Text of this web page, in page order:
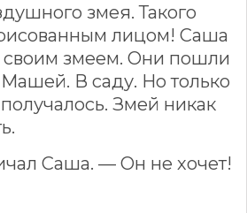
змея. Такого
лицом! Саша
своим змеем. Они пошли
Машей. В саду. Но только
Змей никак
Саша. — Он не хочет!